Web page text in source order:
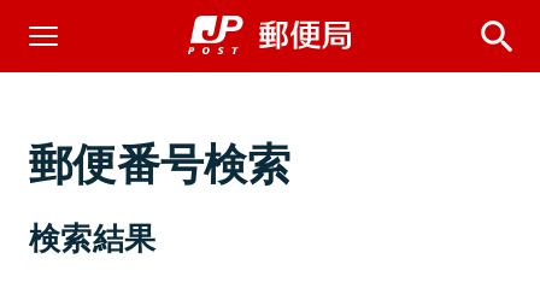
郵便番号検索
検索結果